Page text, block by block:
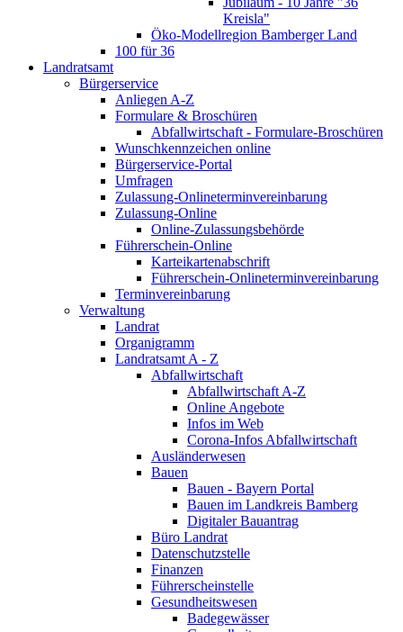
Kreisla"
Öko-Modellregion Bamberger Land
100 für 36
Landratsamt
Bürgerservice
Anliegen A-Z
Formulare & Broschüren
Abfallwirtschaft - Formulare-Broschüren
Wunschkennzeichen online
Bürgerservice-Portal
Umfragen
Zulassung-Onlineterminvereinbarung
Zulassung-Online
Online-Zulassungsbehörde
Führerschein-Online
Karteikartenabschrift
Führerschein-Onlineterminvereinbarung
Terminvereinbarung
Verwaltung
Landrat
Organigramm
Landratsamt A - Z
Abfallwirtschaft
Abfallwirtschaft A-Z
Online Angebote
Infos im Web
Corona-Infos Abfallwirtschaft
Ausländerwesen
Bauen
Bauen - Bayern Portal
Bauen im Landkreis Bamberg
Digitaler Bauantrag
Büro Landrat
Datenschutzstelle
Finanzen
Führerscheinstelle
Gesundheitswesen
Badegewässer